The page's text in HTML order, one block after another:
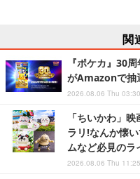
関
『ポケカ』30
がAmazonで抽
2026.08.06 Thu 03:30
「ちいかわ」
ラリ!なんか懐
ムなど必見のラ
2026.08.06 Thu 11:25